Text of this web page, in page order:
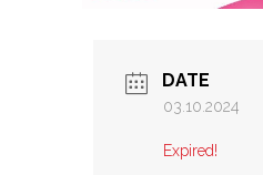
DATE
03.10.2024
Expired!